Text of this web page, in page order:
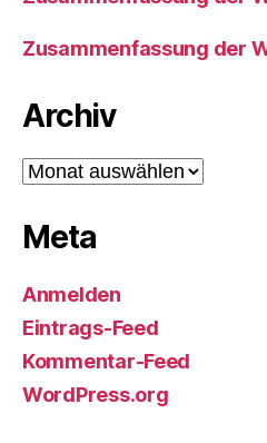
Zusammenfassung der
Archiv
Archiv
Meta
Anmelden
Eintrags-Feed
Kommentar-Feed
WordPress.org